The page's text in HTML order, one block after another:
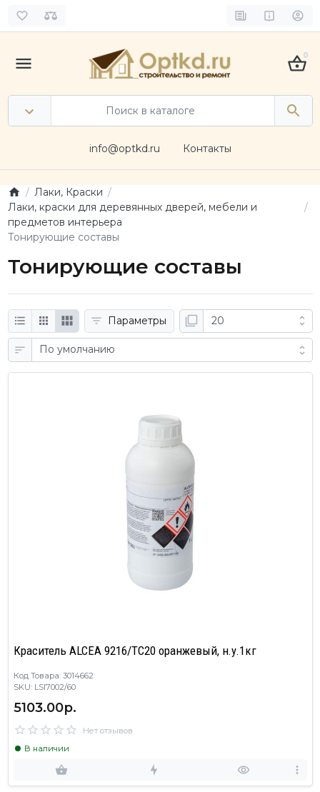
0
info@optkd.ru Контакты
Лаки, Краски
Лаки, краски для деревянных дверей, мебели и
предметов интерьера
Тонирующие составы
Тонирующие составы
Параметры
Краситель ALCEA 9216/TC20 оранжевый, н.у.1кг
Код Товара: 3014662
SKU: LSI7002/60
5103.00р.
Нет отзывов
В наличии